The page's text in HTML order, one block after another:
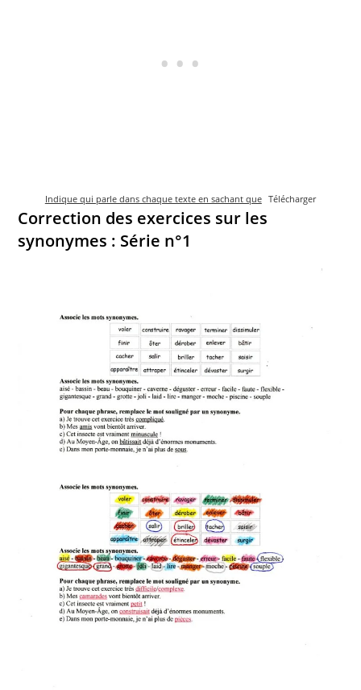
Indique qui parle dans chaque texte en sachant que Télécharger
Correction des exercices sur les
synonymes : Série n°1